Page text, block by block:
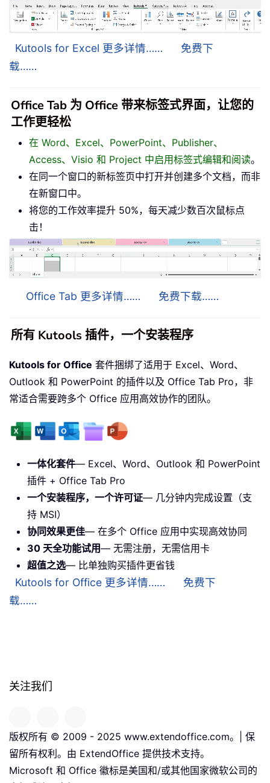
Kutools for Excel 更多详情……
免费下
载……
Office Tab 为 Office 带来标签式界面，让您的
工作更轻松
在 Word、Excel、PowerPoint、Publisher、
Access、Visio 和 Project 中启用标签式编辑和阅读。
在同一个窗口的新标签页中打开并创建多个文档，而非
在新窗口中。
将您的工作效率提升 50%，每天减少数百次鼠标点
击！
Office Tab 更多详情…… 免费下载……
所有 Kutools 插件，一个安装程序
Kutools for Office 套件捆绑了适用于 Excel、Word、
Outlook 和 PowerPoint 的插件以及 Office Tab Pro，非
常适合需要跨多个 Office 应用高效协作的团队。
一体化套件— Excel、Word、Outlook 和 PowerPoint
插件 + Office Tab Pro
一个安装程序，一个许可证— 几分钟内完成设置（支
持 MSI）
协同效果更佳— 在多个 Office 应用中实现高效协同
30 天全功能试用— 无需注册，无需信用卡
超值之选— 比单独购买插件更省钱
Kutools for Office 更多详情……
免费下
载……
关注我们
版权所有 © 2009 - 2025 www.extendoffice.com。| 保
留所有权利。由 ExtendOffice 提供技术支持。
Microsoft 和 Office 徽标是美国和/或其他国家微软公司的